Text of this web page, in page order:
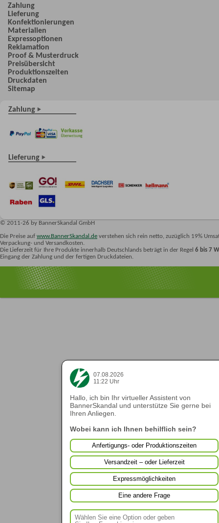
07.08.2026
11:22 Uhr
Hallo, ich bin Ihr virtueller Assistent von
BannerSkandal und unterstütze Sie gerne bei
Ihren Anliegen.
Wobei kann ich Ihnen behilflich sein?
Anfertigungs- oder Produktionszeiten
Versandzeit – oder Lieferzeit
Expressmöglichkeiten
Eine andere Frage
Zahlung
Lieferung
Konfektionierungen
Materialien
Expressoptionen
Reklamation
Proof & Musterdruck
Preisübersicht
Produktionszeiten
Druckdaten
Sitemap
Zahlung
Lieferung
© 2011-26 by BannerSkandal GmbH
Die Preise auf www.BannerSkandal.de verstehen sich rein netto, zuzüglich 19%
Verpackung- und Versandkosten.
Die Lieferzeit für Ihre Produkte innerhalb Deutschlands beträgt in der Regel 6 bis 7
Eingang der Zahlung und der fertigen Druckdateien.